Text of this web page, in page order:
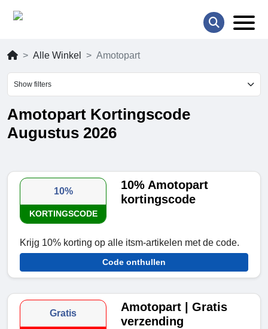
Alle Winkel Amotopart
Show filters
Amotopart Kortingscode
Augustus 2026
10%
KORTINGSCODE
10% Amotopart
kortingscode
Krijg 10% korting op alle itsm-artikelen met de code.
Code onthullen
Gratis
Amotopart | Gratis
verzending